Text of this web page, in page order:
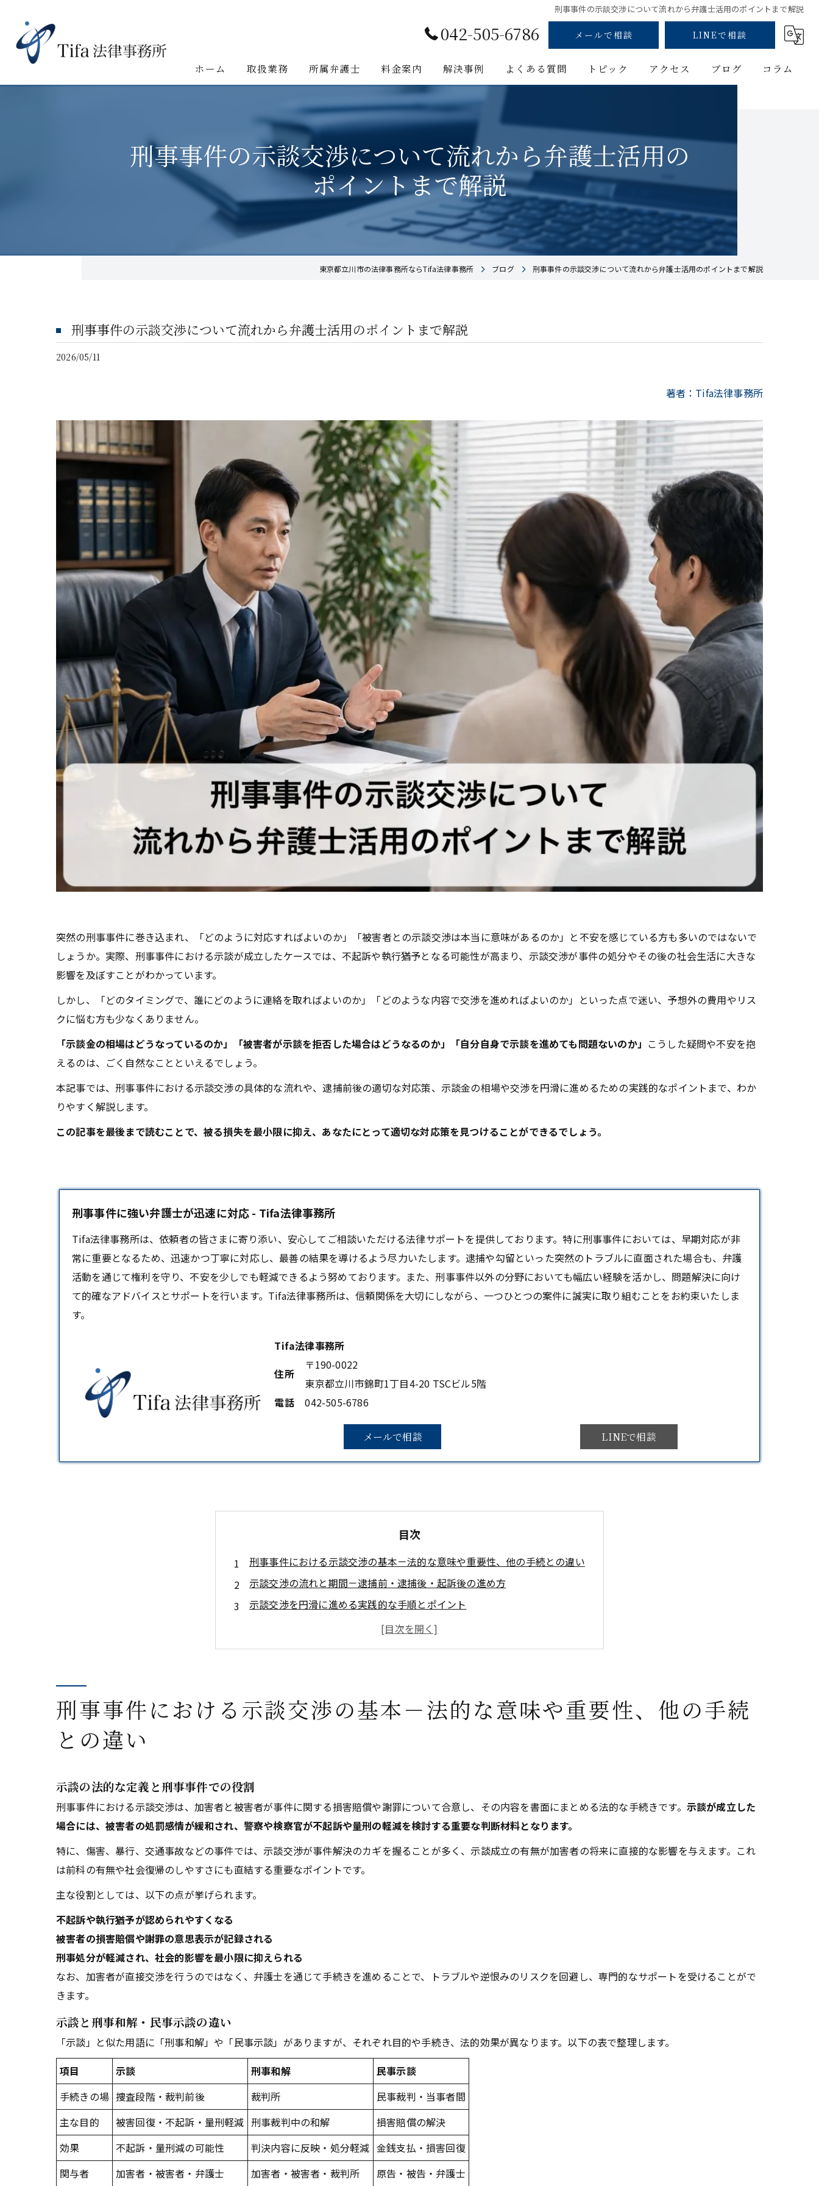
刑事事件の示談交渉について流れから弁護士活用のポイントまで解説
042-505-6786 メールで相談 LINEで相談
ホーム 取扱業務 所属弁護士 料金案内 解決事例 よくある質問 トピック
性犯罪
薬物
弁護士
アクセス ブログ コラム
刑事事件の示談交渉について流れから弁護士活用の
ポイントまで解説
東京都立川市の法律事務所ならTifa法律事務所 ブログ 刑事事件の示談交渉について流れから弁護士活用のポイントまで解説
刑事事件の示談交渉について流れから弁護士活用のポイントまで解説
2026/05/11
著者：Tifa法律事務所
突然の刑事事件に巻き込まれ、「どのように対応すればよいのか」「被害者との示談交渉は本当に意味があるのか」と不安を感じている方も多いのではないで
しょうか。実際、刑事事件における示談が成立したケースでは、不起訴や執行猶予となる可能性が高まり、示談交渉が事件の処分やその後の社会生活に大きな
影響を及ぼすことがわかっています。
しかし、「どのタイミングで、誰にどのように連絡を取ればよいのか」「どのような内容で交渉を進めればよいのか」といった点で迷い、予想外の費用やリス
クに悩む方も少なくありません。
「示談金の相場はどうなっているのか」「被害者が示談を拒否した場合はどうなるのか」「自分自身で示談を進めても問題ないのか」 こうした疑問や不安を抱
えるのは、ごく自然なことといえるでしょう。
本記事では、刑事事件における示談交渉の具体的な流れや、逮捕前後の適切な対応策、示談金の相場や交渉を円滑に進めるための実践的なポイントまで、わか
りやすく解説します。
この記事を最後まで読むことで、被る損失を最小限に抑え、あなたにとって適切な対応策を見つけることができるでしょう。
刑事事件に強い弁護士が迅速に対応 - Tifa法律事務所
Tifa法律事務所は、依頼者の皆さまに寄り添い、安心してご相談いただける法律サポートを提供しております。特に刑事事件においては、早期対応が非
常に重要となるため、迅速かつ丁寧に対応し、最善の結果を導けるよう尽力いたします。逮捕や勾留といった突然のトラブルに直面された場合も、弁護
活動を通じて権利を守り、不安を少しでも軽減できるよう努めております。また、刑事事件以外の分野においても幅広い経験を活かし、問題解決に向け
て的確なアドバイスとサポートを行います。Tifa法律事務所は、信頼関係を大切にしながら、一つひとつの案件に誠実に取り組むことをお約束いたしま
す。
Tifa法律事務所
住所
〒190-0022
東京都立川市錦町1丁目4-20 TSCビル5階
電話
042-505-6786
メールで相談 LINEで相談
目次
刑事事件における示談交渉の基本－法的な意味や重要性、他の手続との違い
示談交渉の流れと期間－逮捕前・逮捕後・起訴後の進め方
示談交渉を円滑に進める実践的な手順とポイント
示談金の相場と交渉の考え方－罪名ごとの相場と金額決定の基準
示談が成立しない場合や拒否された場合の対応
よくある疑問とトラブル解決のポイント
刑事事件における示談交渉の基本－法的な意味や重要性、他の手続
との違い
示談の法的な定義と刑事事件での役割
刑事事件における示談交渉は、加害者と被害者が事件に関する損害賠償や謝罪について合意し、その内容を書面にまとめる法的な手続きです。 示談が成立した
場合には、被害者の処罰感情が緩和され、警察や検察官が不起訴や量刑の軽減を検討する重要な判断材料となります。
特に、傷害、暴行、交通事故などの事件では、示談交渉が事件解決のカギを握ることが多く、示談成立の有無が加害者の将来に直接的な影響を与えます。これ
は前科の有無や社会復帰のしやすさにも直結する重要なポイントです。
主な役割としては、以下の点が挙げられます。
不起訴や執行猶予が認められやすくなる
被害者の損害賠償や謝罪の意思表示が記録される
刑事処分が軽減され、社会的影響を最小限に抑えられる
なお、加害者が直接交渉を行うのではなく、弁護士を通じて手続きを進めることで、トラブルや逆恨みのリスクを回避し、専門的なサポートを受けることがで
きます。
示談と刑事和解・民事示談の違い
「示談」と似た用語に「刑事和解」や「民事示談」がありますが、それぞれ目的や手続き、法的効果が異なります。以下の表で整理します。
項目
示談 刑事和解
民事示談
手続きの場 捜査段階・裁判前後 裁判所
民事裁判・当事者間
主な目的
被害回復・不起訴・量刑軽減 刑事裁判中の和解
損害賠償の解決
効果
不起訴・量刑減の可能性 判決内容に反映・処分軽減 金銭支払・損害回復
関与者
加害者・被害者・弁護士 加害者・被害者・裁判所 原告・被告・弁護士